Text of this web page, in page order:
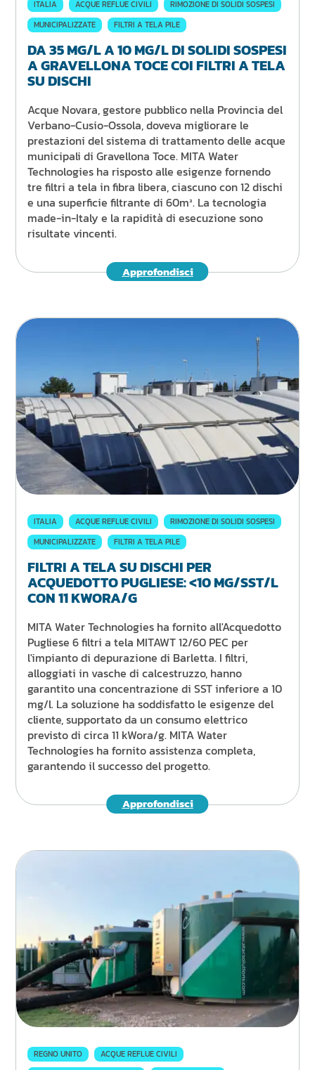
ITALIA ACQUE REFLUE CIVILI
RIMOZIONE DI SOLIDI SOSPESI
MUNICIPALIZZATE
FILTRI A TELA PILE
DA 35 MG/L A 10 MG/L DI SOLIDI SOSPESI
A GRAVELLONA TOCE COI FILTRI A TELA
SU DISCHI
Acque Novara, gestore pubblico nella Provincia del
Verbano-Cusio-Ossola, doveva migliorare le
prestazioni del sistema di trattamento delle acque
municipali di Gravellona Toce. MITA Water
Technologies ha risposto alle esigenze fornendo
tre filtri a tela in fibra libera, ciascuno con 12 dischi
e una superficie filtrante di 60m². La tecnologia
made-in-Italy e la rapidità di esecuzione sono
risultate vincenti.
Approfondisci
ITALIA ACQUE REFLUE CIVILI
RIMOZIONE DI SOLIDI SOSPESI
MUNICIPALIZZATE
FILTRI A TELA PILE
FILTRI A TELA SU DISCHI PER
ACQUEDOTTO PUGLIESE: <10 MG/SST/L
CON 11 KWORA/G
MITA Water Technologies ha fornito all'Acquedotto
Pugliese 6 filtri a tela MITAWT 12/60 PEC per
l'impianto di depurazione di Barletta. I filtri,
alloggiati in vasche di calcestruzzo, hanno
garantito una concentrazione di SST inferiore a 10
mg/l. La soluzione ha soddisfatto le esigenze del
cliente, supportato da un consumo elettrico
previsto di circa 11 kWora/g. MITA Water
Technologies ha fornito assistenza completa,
garantendo il successo del progetto.
Approfondisci
REGNO UNITO
ACQUE REFLUE CIVILI